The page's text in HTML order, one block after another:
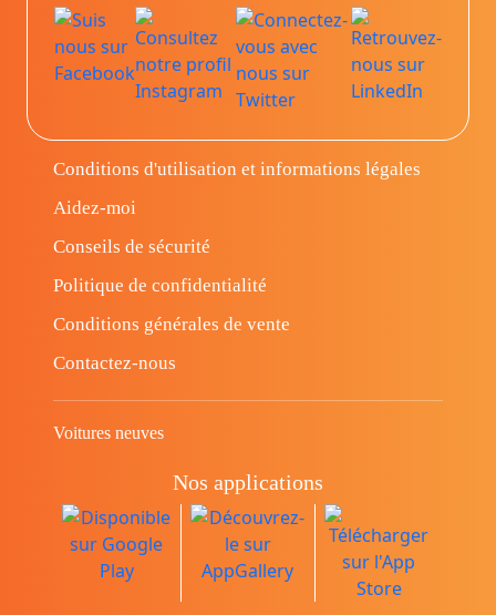
Conditions d'utilisation et informations légales
Aidez-moi
Conseils de sécurité
Politique de confidentialité
Conditions générales de vente
Contactez-nous
Voitures neuves
Nos applications